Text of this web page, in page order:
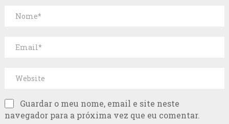
Guardar o meu nome, email e site neste
navegador para a próxima vez que eu comentar.